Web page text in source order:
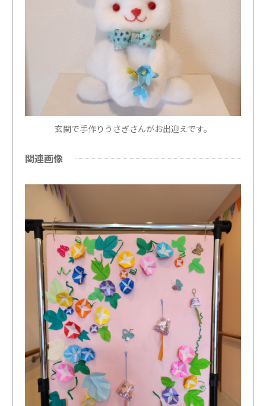
玄関で手作りうさぎさんがお出迎えです。
関連画像